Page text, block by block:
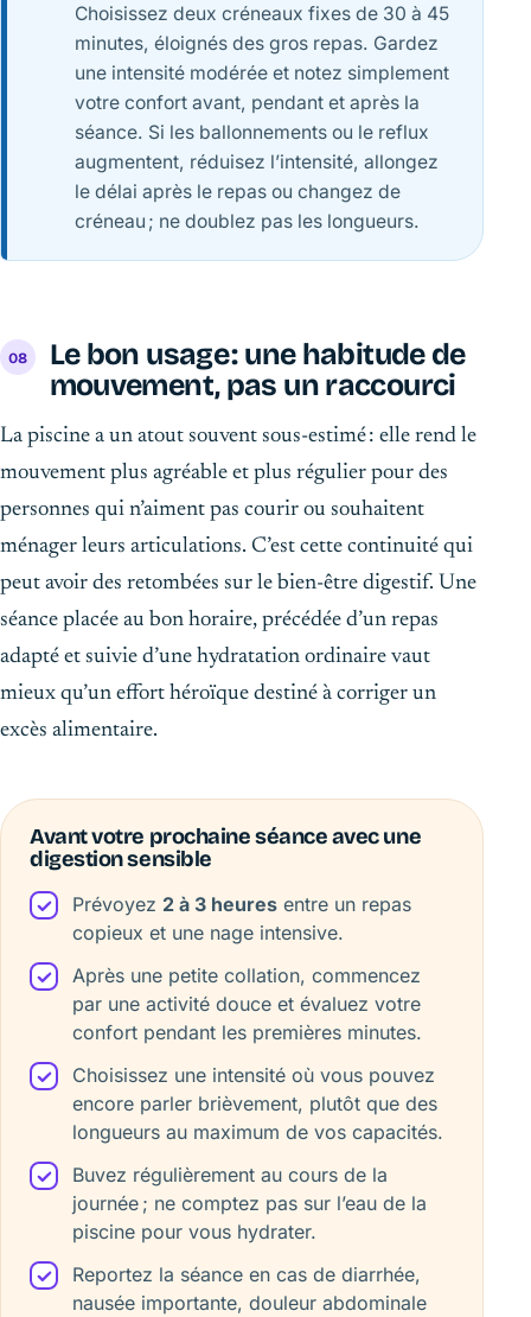
Choisissez deux créneaux fixes de 30 à 45
minutes, éloignés des gros repas. Gardez
une intensité modérée et notez simplement
votre confort avant, pendant et après la
séance. Si les ballonnements ou le reflux
augmentent, réduisez l’intensité, allongez
le délai après le repas ou changez de
créneau ; ne doublez pas les longueurs.
Le bon usage : une habitude de
mouvement, pas un raccourci
La piscine a un atout souvent sous-estimé : elle rend le
mouvement plus agréable et plus régulier pour des
personnes qui n’aiment pas courir ou souhaitent
ménager leurs articulations. C’est cette continuité qui
peut avoir des retombées sur le bien-être digestif. Une
séance placée au bon horaire, précédée d’un repas
adapté et suivie d’une hydratation ordinaire vaut
mieux qu’un effort héroïque destiné à corriger un
excès alimentaire.
Avant votre prochaine séance avec une
digestion sensible
Prévoyez 2 à 3 heures entre un repas
copieux et une nage intensive.
Après une petite collation, commencez
par une activité douce et évaluez votre
confort pendant les premières minutes.
Choisissez une intensité où vous pouvez
encore parler brièvement, plutôt que des
longueurs au maximum de vos capacités.
Buvez régulièrement au cours de la
journée ; ne comptez pas sur l’eau de la
piscine pour vous hydrater.
Reportez la séance en cas de diarrhée,
nausée importante, douleur abdominale